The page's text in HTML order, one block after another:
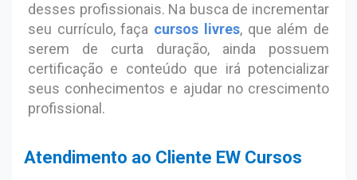
desses profissionais. Na busca de incrementar
seu currículo, faça cursos livres, que além de
serem de curta duração, ainda possuem
certificação e conteúdo que irá potencializar
seus conhecimentos e ajudar no crescimento
profissional.
Atendimento ao Cliente EW Cursos